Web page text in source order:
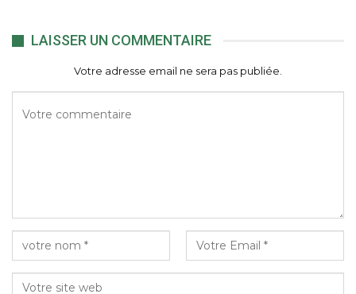
LAISSER UN COMMENTAIRE
Votre adresse email ne sera pas publiée.